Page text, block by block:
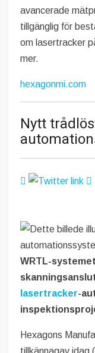
avancerade
tillgänglig för
om lasertracker
mer.
hexagonmi.com
Nytt
WRTL-
lasertracker-
Hexagons
tillkännagav idag